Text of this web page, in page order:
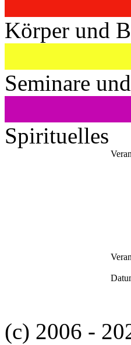
Körper und
Seminare
Spirituelles
(c) 2006 -